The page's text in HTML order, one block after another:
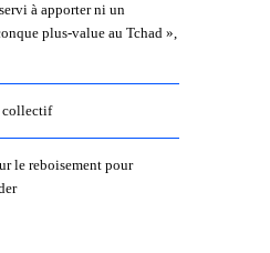
à apporter ni un
plus-value au Tchad »,
collectif
le reboisement pour